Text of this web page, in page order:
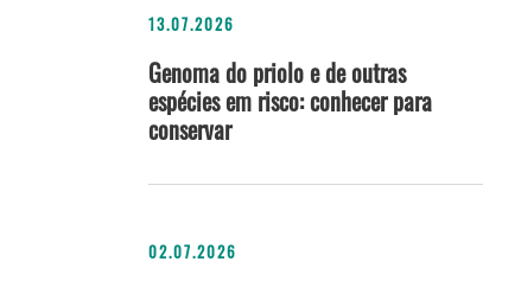
13.07.2026
Genoma do priolo e de outras
espécies em risco: conhecer para
conservar
02.07.2026